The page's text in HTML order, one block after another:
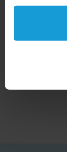
niet voor
land dan